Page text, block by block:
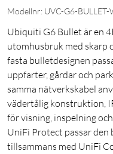
Modellnr: UVC-G6-BULLET-
Ubiquiti G6 Bullet är en
utomhusbruk med skarp
fasta bulletdesignen
uppfarter, gårdar och
samma nätverkskabel
vädertålig konstruktion,
för visning, inspelning
UniFi Protect passar den
tillsammans med UniFi